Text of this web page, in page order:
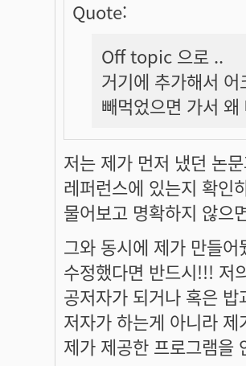
Quote:
Off topic 으로 ..
거기에 추가해서
빼먹었으면 가서
저는 제가 먼저 냈던 논
레퍼런스에 있는지 확인
물어보고 명확하지 않으
그와 동시에 제가 만들
수정했다면 반드시!!!
공저자가 되거나 혹은
저자가 하는게 아니라
제가 제공한 프로그램을